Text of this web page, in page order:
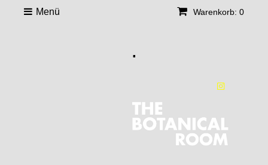
Warenkorb: 0
Menü
.